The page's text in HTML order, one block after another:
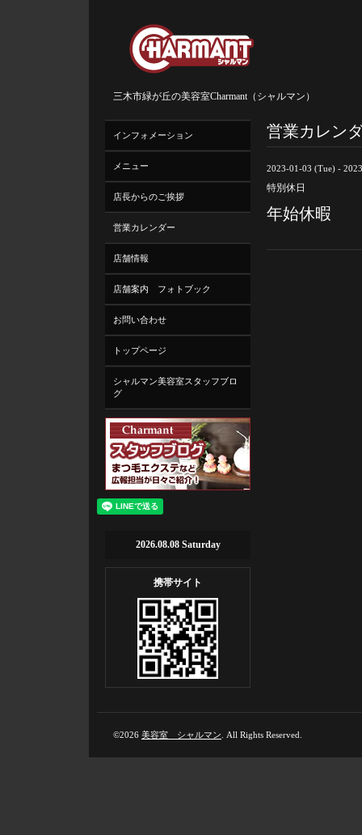
三木市緑が丘の美容室Charmant（シャルマン）
営業カレン
2023-01-03 (Tue) -
特別休日
年始休暇
インフォメーション
メニュー
店長からのご挨拶
営業カレンダー
店舗情報
店舗案内 フォトブック
お問い合わせ
トップページ
シャルマン美容室スタッフブロ
グ
2026.08.08 Saturday
携帯サイト
©2026 美容室 シャルマン . All Rights Reserved.